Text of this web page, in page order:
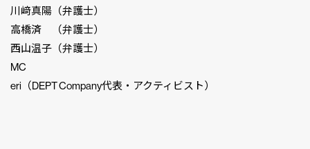
川﨑真陽（弁護士）
高橋済 （弁護士）
西山温子（弁護士）
MC
eri（DEPT Company代表・アクティビスト）